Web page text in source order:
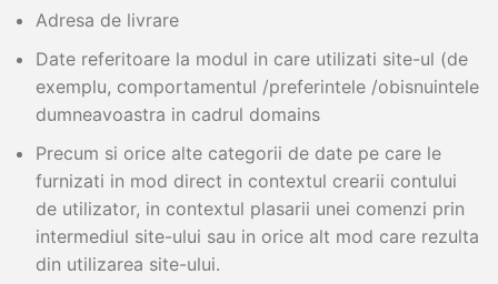
Adresa de livrare
Date referitoare la modul in care utilizati site-ul (de
exemplu, comportamentul /preferintele /obisnuintele
dumneavoastra in cadrul domains
Precum si orice alte categorii de date pe care le
furnizati in mod direct in contextul crearii contului
de utilizator, in contextul plasarii unei comenzi prin
intermediul site-ului sau in orice alt mod care rezulta
din utilizarea site-ului.